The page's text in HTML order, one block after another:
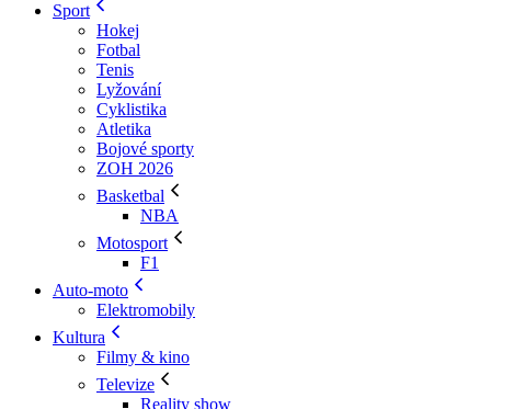
Sport
Hokej
Fotbal
Tenis
Lyžování
Cyklistika
Atletika
Bojové sporty
ZOH 2026
Basketbal
NBA
Motosport
F1
Auto-moto
Elektromobily
Kultura
Filmy & kino
Televize
Reality show